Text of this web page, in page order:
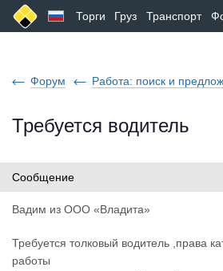
Торги Груз Транспорт
Форум Работа: поиск и
Требуется водитель
Сообщение
Вадим из ООО «Владита»
Требуется толковый водитель ,права
работы